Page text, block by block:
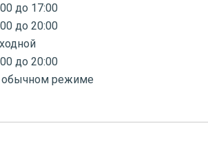
до 17:00
до 20:00
до 20:00
обычном режиме